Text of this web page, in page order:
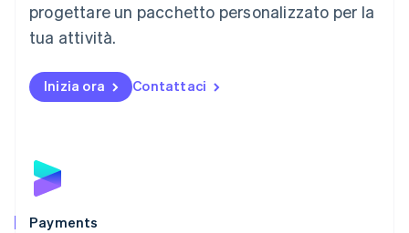
progettare un pacchetto personalizzato per la
tua attività.
Inizia ora Contattaci
Payments
Messico
EspañolEnglish
English
Nuova Zelanda
Polonia
English
Português